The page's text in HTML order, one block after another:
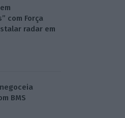
com Força
radar em
BMS